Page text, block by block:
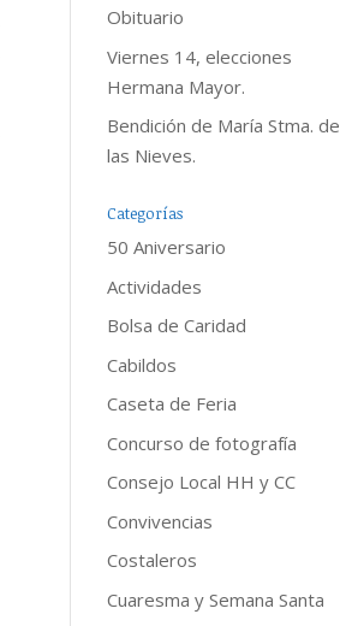
Obituario
Viernes 14, elecciones
Hermana Mayor.
Bendición de María Stma. de
las Nieves.
Categorías
50 Aniversario
Actividades
Bolsa de Caridad
Cabildos
Caseta de Feria
Concurso de fotografía
Consejo Local HH y CC
Convivencias
Costaleros
Cuaresma y Semana Santa